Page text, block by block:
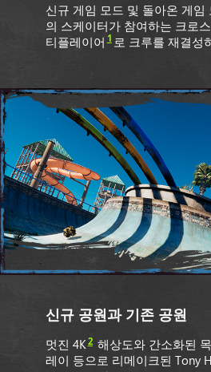
신규 게임 모드 및 돌아온 게임
의 스케이터가 참여하는 크로
티플레이어 1 로 크루를 재결성
신규 공원과 기존 공원
멋진 4K2 해상도와 간소화된
레이 등으로 리메이크된 Tony